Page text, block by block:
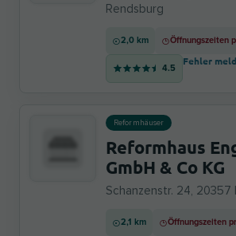
Rendsburg
2,0 km Öffnungszeiten
4.5
Fehler
Reformhäuser
Reformhaus
GmbH & Co KG
Schanzenstr. 24, 20357
2,1 km Öffnungszeiten